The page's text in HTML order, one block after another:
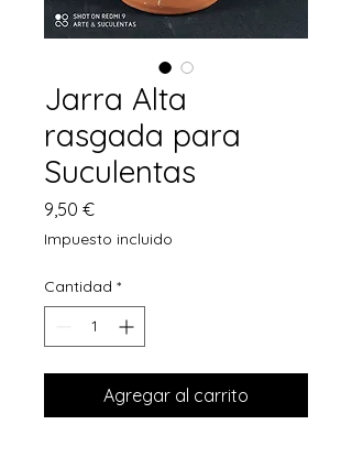
Jarra Alta
rasgada para
Suculentas
9,50 €Precio
Impuesto incluido
Cantidad *
Agregar al carrito